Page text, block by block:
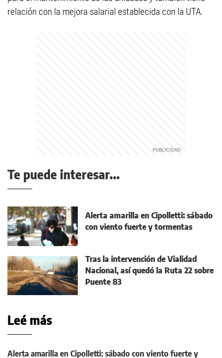
relación con la mejora salarial establecida con la UTA.
Te puede interesar...
Alerta amarilla en Cipolletti: sábado
con viento fuerte y tormentas
Tras la intervención de Vialidad
Nacional, así quedó la Ruta 22 sobre
Puente 83
Leé más
Alerta amarilla en Cipolletti: sábado con viento fuerte y